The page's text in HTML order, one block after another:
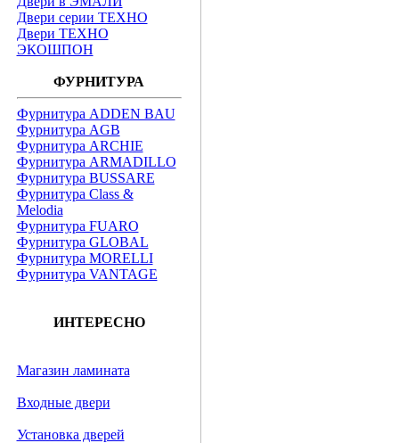
Двери серии ТЕХНО
Двери ТЕХНО
ЭКОШПОН
ФУРНИТУРА
Фурнитура ADDEN BAU
Фурнитура AGB
Фурнитура ARCHIE
Фурнитура ARMADILLO
Фурнитура BUSSARE
Фурнитура Class &
Melodia
Фурнитура FUARO
Фурнитура GLOBAL
Фурнитура MORELLI
Фурнитура VANTAGE
ИНТЕРЕСНО
Магазин ламината
Входные двери
Установка дверей